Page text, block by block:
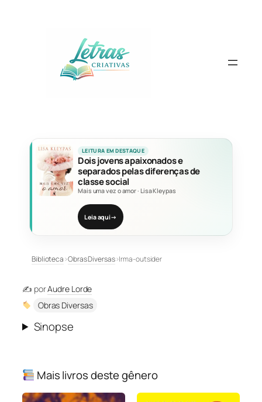
LEITURA EM DESTAQUE
Dois jovens apaixonados e
separados pelas diferenças de
classe social
Mais uma vez o amor· Lisa Kleypas
Leia aqui→
Biblioteca›Obras Diversas›Irma-outsider
✍️ porAudre Lorde
Obras Diversas
Sinopse
Mais livros deste gênero